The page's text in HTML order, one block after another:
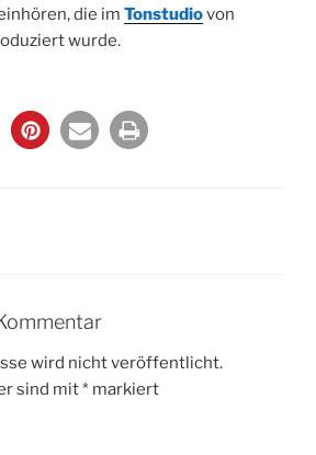
die im Tonstudiovon
wurde.
wird nicht veröffentlicht.
sind mit* markiert